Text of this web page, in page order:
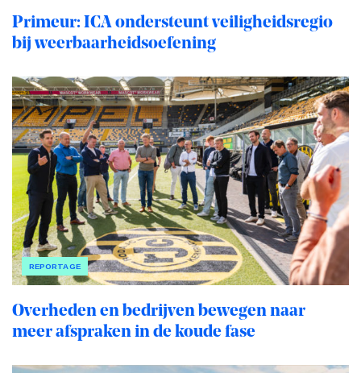
Primeur: ICA ondersteunt veiligheidsregio
bij weerbaarheidsoefening
REPORTAGE
Overheden en bedrijven bewegen naar
meer afspraken in de koude fase